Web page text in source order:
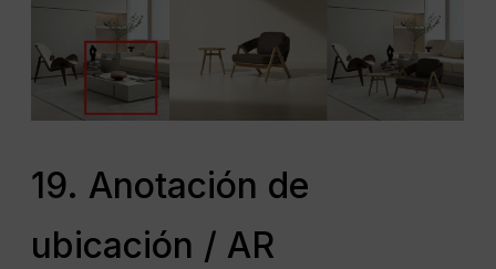
19. Anotación de
ubicación / AR